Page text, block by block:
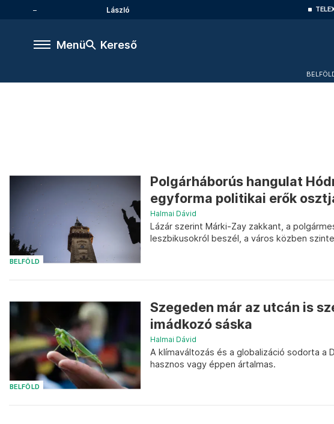
László
Menü Kereső
BELFÖLD
Polgárháborús hangulat
egyforma politikai erők
Halmai Dávid
Lázár szerint Márki-Zay zakkant, a
leszbikusokról beszél, a város közben
BELFÖLD
Szegeden már az utcán is
imádkozó sáska
Halmai Dávid
A klímaváltozás és a globalizáció sodorta
hasznos vagy éppen ártalmas.